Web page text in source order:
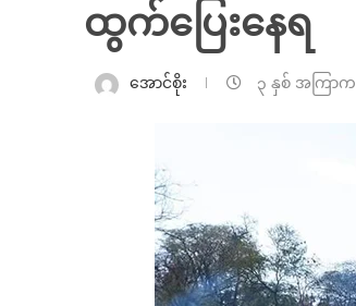
ထွက်ပြေးနေရ
အောင်စိုး ၃ နှစ် အကြာက